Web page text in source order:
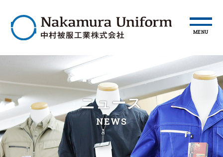
MENU
ニュース
NEWS